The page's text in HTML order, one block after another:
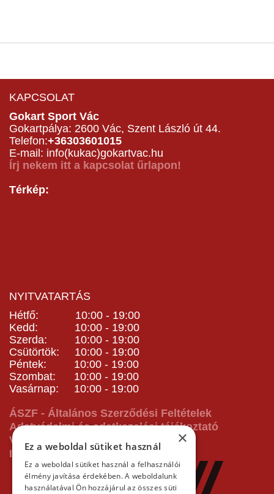
KAPCSOLAT
Gokart Sport Vác
Gokartpálya: 2600 Vác, Szent László út 44.
Telefon:+36303601015
E-mail: info(kukac)gokartvac.hu
Írj nekem itt a kapcsolat űrlapon!
Térkép:
NYITVATARTÁS
Hétfő: 10:00 - 19:00
Kedd: 10:00 - 19:00
Szerda: 10:00 - 19:00
Csütörtök: 10:00 - 19:00
Péntek: 10:00 - 19:00
Szombat: 10:00 - 19:00
Vasárnap: 10:00 - 19:00
ÁSZF - Általános Szerződési Feltételek
Adatvédelmi és adatkezelési tájékoztató
Vásárlás előtti tájékoztató
Impresszum
×
Ez a weboldal sütiket használ
Ez a weboldal sütiket használ a felhasználói
élmény javítása érdekében. A weboldalunk
használatával Ön hozzájárul az összes süti